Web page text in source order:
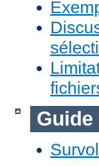
Survol